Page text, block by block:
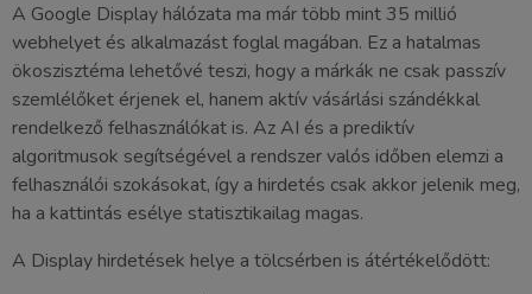
A Google Display hálózata ma már több mint 35 millió
webhelyet és alkalmazást foglal magában. Ez a hatalmas
ökoszisztéma lehetővé teszi, hogy a márkák ne csak passzív
szemlélőket érjenek el, hanem aktív vásárlási szándékkal
rendelkező felhasználókat is. Az AI és a prediktív
algoritmusok segítségével a rendszer valós időben elemzi a
felhasználói szokásokat, így a hirdetés csak akkor jelenik meg,
ha a kattintás esélye statisztikailag magas.
A Display hirdetések helye a tölcsérben is átértékelődött: